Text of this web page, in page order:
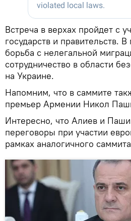
Встреча в верхах пройдет с
государств и правительств.
борьба с нелегальной
сотрудничество в области
на Украине.
Напомним, что в саммите
премьер Армении Никол
Интересно, что Алиев и
переговоры при участии
рамках аналогичного